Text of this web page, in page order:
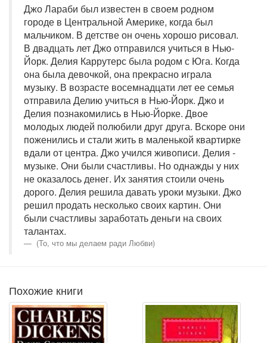
Джо Лараби был известен в своем родном
городе в Центральной Америке, когда был
мальчиком. В детстве он очень хорошо рисовал.
В двадцать лет Джо отправился учиться в Нью-
Йорк. Делия Каррутерс была родом с Юга. Когда
она была девочкой, она прекрасно играла
музыку. В возрасте восемнадцати лет ее семья
отправила Делию учиться в Нью-Йорк. Джо и
Делия познакомились в Нью-Йорке. Двое
молодых людей полюбили друг друга. Вскоре они
поженились и стали жить в маленькой квартирке
вдали от центра. Джо учился живописи. Делия -
музыке. Они были счастливы. Но однажды у них
не оказалось денег. Их занятия стоили очень
дорого. Делия решила давать уроки музыки. Джо
решил продать несколько своих картин. Они
были счастливы заработать деньги на своих
талантах.
(То, что мы делаем ради Любви)
Похожие книги